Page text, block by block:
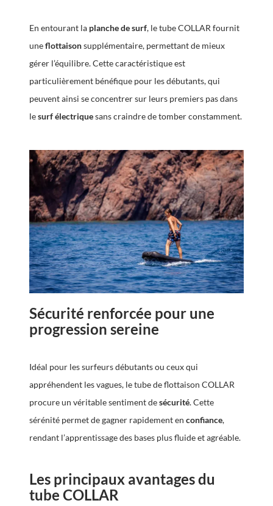
En entourant la planche de surf, le tube COLLAR fournit
uneflottaisonsupplémentaire, permettant de mieux
gérer l’équilibre. Cette caractéristique est
particulièrement bénéfique pour les débutants, qui
peuvent ainsi se concentrer sur leurs premiers pas dans
lesurf électriquesans craindre de tomber constamment.
Sécurité renforcée pour une
progression sereine
Idéal pour les surfeurs débutants ou ceux qui
appréhendent les vagues, le tube de flottaison COLLAR
procure un véritable sentiment desécurité. Cette
sérénité permet de gagner rapidement en confiance,
rendant l’apprentissage des bases plus fluide et agréable.
Les principaux avantages du
tube COLLAR